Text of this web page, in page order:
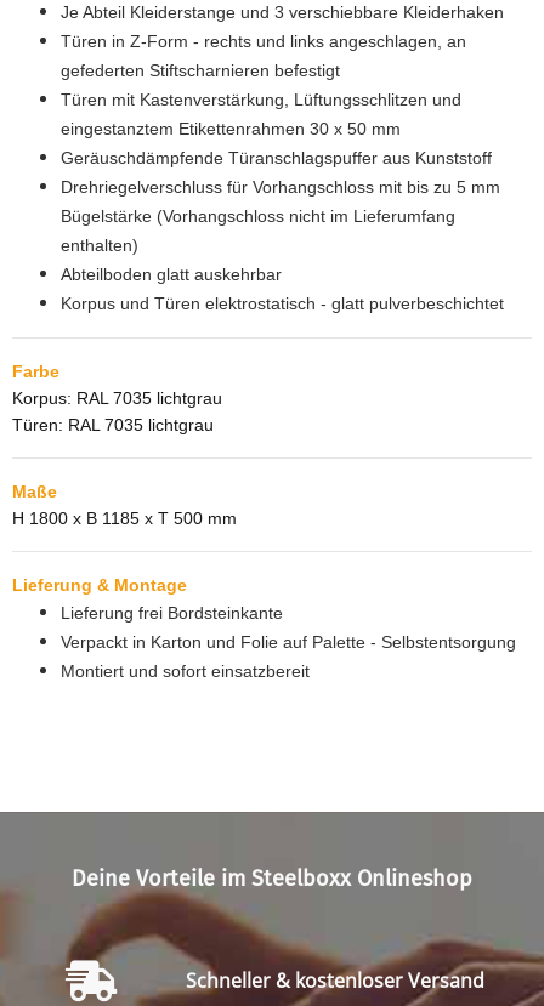
Je Abteil Kleiderstange und 3 verschiebbare Kleiderhaken
Türen in Z-Form - rechts und links angeschlagen, an
gefederten Stiftscharnieren befestigt
Türen mit Kastenverstärkung, Lüftungsschlitzen und
eingestanztem Etikettenrahmen 30 x 50 mm
Geräuschdämpfende Türanschlagspuffer aus Kunststoff
Drehriegelverschluss für Vorhangschloss mit bis zu 5 mm
Bügelstärke (Vorhangschloss nicht im Lieferumfang
enthalten)
Abteilboden glatt auskehrbar
Korpus und Türen elektrostatisch - glatt pulverbeschichtet
Farbe
Korpus: RAL 7035 lichtgrau
Türen: RAL 7035 lichtgrau
Maße
H 1800 x B 1185 x T 500 mm
Lieferung & Montage
Lieferung frei Bordsteinkante
Verpackt in Karton und Folie auf Palette - Selbstentsorgung
Montiert und sofort einsatzbereit
Deine Vorteile im Steelboxx Onlineshop
Schneller & kostenloser Versand